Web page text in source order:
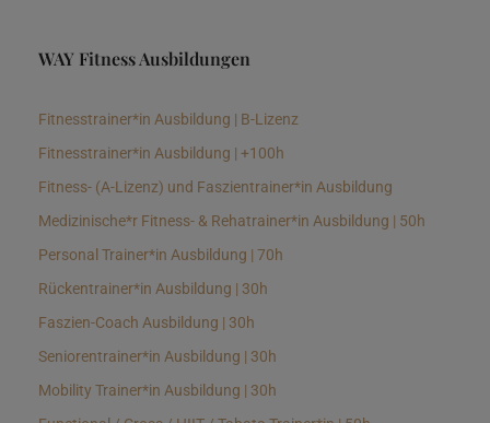
WAY Fitness Ausbildungen
Fitnesstrainer*in Ausbildung | B-Lizenz
Fitnesstrainer*in Ausbildung | +100h
Fitness- (A-Lizenz) und Faszientrainer*in Ausbildung
Medizinische*r Fitness- & Rehatrainer*in Ausbildung | 50h
Personal Trainer*in Ausbildung | 70h
Rückentrainer*in Ausbildung | 30h
Faszien-Coach Ausbildung | 30h
Seniorentrainer*in Ausbildung | 30h
Mobility Trainer*in Ausbildung | 30h